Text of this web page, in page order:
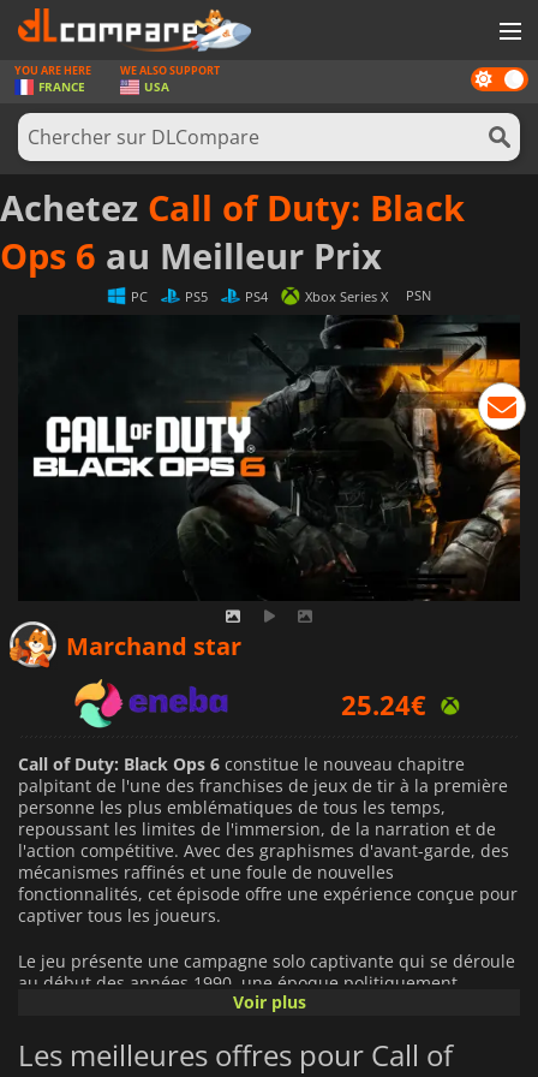
JEUX
CARTES PRÉPAYÉES
LOGICIELS
CONCOURS
MATÉRIEL
Dark
mode
YOU ARE HERE
FRANCE
WE ALSO SUPPORT
USA
Achetez Call of Duty: Black
Ops 6 au Meilleur Prix
PC PS5 PS4 Xbox Series X PSN
Marchand star
25.24€
68.99€
Call of Duty: Black Ops 6 constitue le nouveau chapitre
palpitant de l'une des franchises de jeux de tir à la première
personne les plus emblématiques de tous les temps,
repoussant les limites de l'immersion, de la narration et de
l'action compétitive. Avec des graphismes d'avant-garde, des
mécanismes raffinés et une foule de nouvelles
fonctionnalités, cet épisode offre une expérience conçue pour
captiver tous les joueurs.
Le jeu présente une campagne solo captivante qui se déroule
au début des années 1990, une époque politiquement
chargée. Alors que la guerre froide touche à sa fin,
l'ombre faite d'espionnage, de trahison et d'opérations
secrètes. Les joueurs se glissent dans la peau d'agents d'élite,
Voir plus
Les meilleures offres pour Call of